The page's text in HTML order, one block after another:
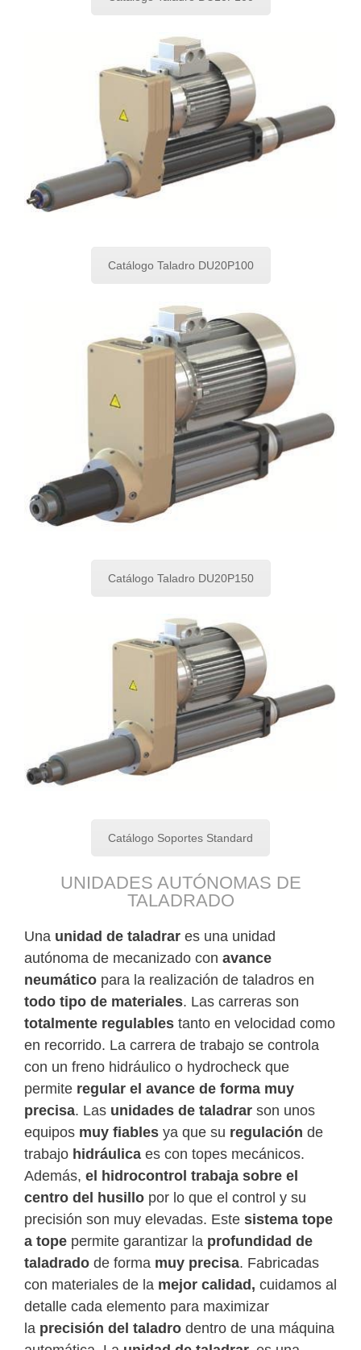
Catálogo Taladro DU20P100
Catálogo Taladro DU20P150
Catálogo Soportes Standard
UNIDADES AUTÓNOMAS DE
TALADRADO
Una unidad de taladrar es una unidad
autónoma de mecanizado con avance
neumático para la realización de taladros en
todo tipo de materiales. Las carreras son
totalmente regulables tanto en velocidad como
en recorrido. La carrera de trabajo se controla
con un freno hidráulico o hydrocheck que
permite regular el avance de forma muy
precisa. Las unidades de taladrar son unos
equipos muy fiables ya que su regulación de
trabajo hidráulica es con topes mecánicos.
Además, el hidrocontrol trabaja sobre el
centro del husillo por lo que el control y su
precisión son muy elevadas. Este sistema tope
a tope permite garantizar la profundidad de
taladrado de forma muy precisa. Fabricadas
con materiales de la mejor calidad, cuidamos al
detalle cada elemento para maximizar
la precisión del taladro dentro de una máquina